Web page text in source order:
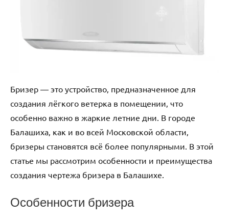
Бризер ― это устройство‚ предназначенное для
создания лёгкого ветерка в помещении‚ что
особенно важно в жаркие летние дни. В городе
Балашиха‚ как и во всей Московской области‚
бризеры становятся всё более популярными. В этой
статье мы рассмотрим особенности и преимущества
создания чертежа бризера в Балашихе.
Особенности бризера